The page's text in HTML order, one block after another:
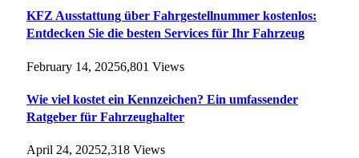
KFZ Ausstattung über Fahrgestellnummer kostenlos:
Entdecken Sie die besten Services für Ihr Fahrzeug
February 14, 20256,801 Views
Wie viel kostet ein Kennzeichen? Ein umfassender
Ratgeber für Fahrzeughalter
April 24, 20252,318 Views